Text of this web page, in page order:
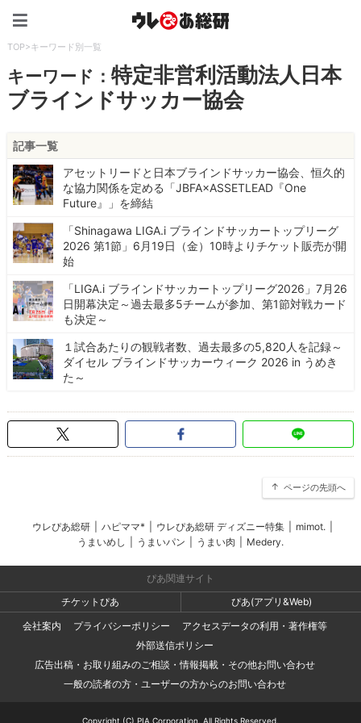
TOP>キーワード別一覧
キーワード：特定非営利活動法人日本
ブラインドサッカー協会
記事一覧
アセットリードと日本ブラインドサッカー協会、恒久的
な協力関係を定める「JBFA×ASSETLEAD『One
Future』」を締結
「Shinagawa LIGA.i ブラインドサッカートップリーグ
2026 第1節」6月19日（金）10時よりチケット販売が開
始
「LIGA.i ブラインドサッカートップリーグ2026」7月26
日開幕決定～過去最多5チームが参加、第1節対戦カード
も決定～
１試合あたりの観戦者数、過去最多の5,820人を記録～
ダイセル ブラインドサッカーウィーク 2026 in うめき
た～
ページの先頭へ
ウレぴあ総研 ハピママ* ウレぴあ総研 ディズニー特集 mimot.
うまいめし
うまいパン うまい肉 Medery.
ぴあ関連サイト
チケットぴあ
ぴあ(アプリ&Web)
会社案内
プライバシーポリシー
アクセスデータの利用・著作権等
外部送信ポリシー
広告出稿・お取り組みのご相談・情報掲載・その他お問い合わせ
一般の読者の方・ユーザーの方からのお問い合わせ
Copyright (C) PIA Corporation. All Rights Reserved.